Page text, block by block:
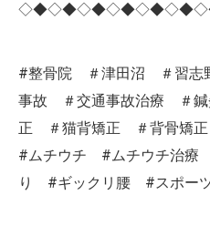
#整骨院 ＃津田沼 ＃習志
事故 ＃交通事故治療 ＃
正 ＃猫背矯正 ＃背骨矯
#ムチウチ #ムチウチ治
り #ギックリ腰 #スポー